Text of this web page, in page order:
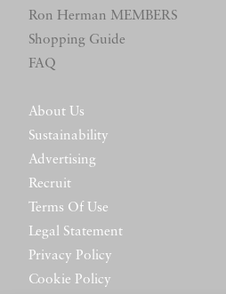
Ron Herman MEMBERS
Shopping Guide
FAQ
About Us
Sustainability
Advertising
Recruit
Terms Of Use
Legal Statement
Privacy Policy
Cookie Policy